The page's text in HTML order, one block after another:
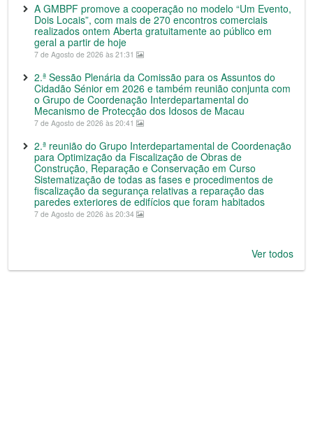
A GMBPF promove a cooperação no modelo “Um Evento,
Dois Locais”, com mais de 270 encontros comerciais
realizados ontem Aberta gratuitamente ao público em
geral a partir de hoje
7 de Agosto de 2026 às 21:31
2.ª Sessão Plenária da Comissão para os Assuntos do
Cidadão Sénior em 2026 e também reunião conjunta com
o Grupo de Coordenação Interdepartamental do
Mecanismo de Protecção dos Idosos de Macau
7 de Agosto de 2026 às 20:41
2.ª reunião do Grupo Interdepartamental de Coordenação
para Optimização da Fiscalização de Obras de
Construção, Reparação e Conservação em Curso
Sistematização de todas as fases e procedimentos de
fiscalização da segurança relativas a reparação das
paredes exteriores de edifícios que foram habitados
7 de Agosto de 2026 às 20:34
Ver todos